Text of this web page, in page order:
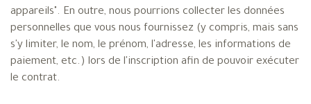
appareils". En outre, nous pourrions collecter les données
personnelles que vous nous fournissez (y compris, mais sans
s'y limiter, le nom, le prénom, l'adresse, les informations de
paiement, etc.) lors de l'inscription afin de pouvoir exécuter
le contrat.